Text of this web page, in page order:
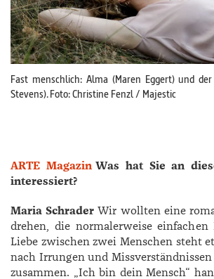
Fast menschlich: Alma (Maren Eggert) und
Stevens). Foto: Christine Fenzl / Majestic
ARTE MagazinWas hat Sie an
interessiert?
Maria SchraderWir wollten eine
drehen, die normalerweise einfachen
Liebe zwischen zwei Menschen steht
nach Irrungen und
zusammen. „Ich bin dein Mensch“